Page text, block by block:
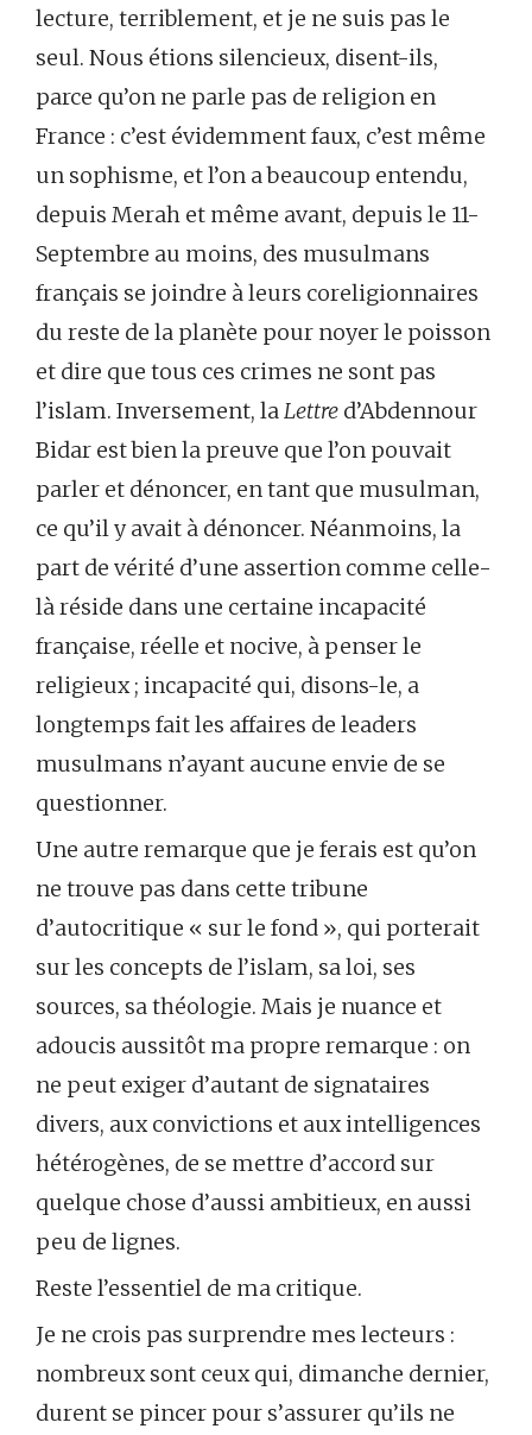
lecture, terriblement, et je ne suis pas le
seul. Nous étions silencieux, disent-ils,
parce qu’on ne parle pas de religion en
France : c’est évidemment faux, c’est même
un sophisme, et l’on a beaucoup entendu,
depuis Merah et même avant, depuis le 11-
Septembre au moins, des musulmans
français se joindre à leurs coreligionnaires
du reste de la planète pour noyer le poisson
et dire que tous ces crimes ne sont pas
l’islam. Inversement, laLettre d’Abdennour
Bidar est bien la preuve que l’on pouvait
parler et dénoncer, en tant que musulman,
ce qu’il y avait à dénoncer. Néanmoins, la
part de vérité d’une assertion comme celle-
là réside dans une certaine incapacité
française, réelle et nocive, à penser le
religieux ; incapacité qui, disons-le, a
longtemps fait les affaires de leaders
musulmans n’ayant aucune envie de se
questionner.
Une autre remarque que je ferais est qu’on
ne trouve pas dans cette tribune
d’autocritique « sur le fond », qui porterait
sur les concepts de l’islam, sa loi, ses
sources, sa théologie. Mais je nuance et
adoucis aussitôt ma propre remarque : on
ne peut exiger d’autant de signataires
divers, aux convictions et aux intelligences
hétérogènes, de se mettre d’accord sur
quelque chose d’aussi ambitieux, en aussi
peu de lignes.
Reste l’essentiel de ma critique.
Je ne crois pas surprendre mes lecteurs :
nombreux sont ceux qui, dimanche dernier,
durent se pincer pour s’assurer qu’ils ne